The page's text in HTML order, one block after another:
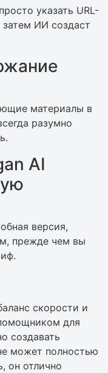
указать URL-
затем ИИ создаст
материалы в
разумно
AI
версия,
прежде чем вы
скорости и
для
создавать
может полностью
он отлично